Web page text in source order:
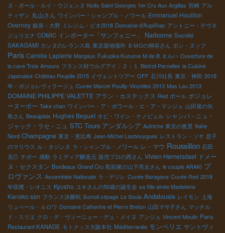
ヌ・ポール・ルイ・ウジェンヌ Nuits Saint Georges 1er Cru Aux Argillas 宮崎 アル
ティザン 丸山さん ワインバー・シャンブル・ノワール Emmanuel Houillon
Overnoy 銀座・大野 ミレジム・ビオ2018 Domaine d'Aupilhac アントニー・テヴネ
ジュリエナ COMIC インポーター「サンフォニー」 Narbonne Société
SAKAGAMI カンヌのレランス島 東京築地場外 ＢＭОの桐谷さん ポン・ヌッフ
Paris Camille Lapierre Margaux Fukuoka Kurume M de B ネルハ Ouverture de
la cave Trois Amours フランス対ウルグアイ：２：１ Bistrot Parcelles la Cuisine
Japonaise Château Poupille 2015 イヴェントツアー OFF 石川社長 東京・神田 2018
年・ボジョレヴィラージュ Cuvée Marcel Pouilly-Vinzelles 2013 Mas Lau 2013
DOMAINE PHILIPPE VALETTE アラン・カステックス Red ポール ボジョレ
ーヌーボー Take chan ワインバー・ア・ボワール・エ・ア・マンジェ 山田屋の矢
島さん Beaujplais Hughes Beguet オビ・ワイン・ケノビュル シャンパ－ニュ・
ジャック・ラセ－ニュ STC Tours アンダルシア Autriche 東京の夜景 Italie
Nord Champagne 東京・恵比寿 Jean-Michel Lasbouygues レストラン・ソヤ 息子
のマリウス ル・タジンヌ ラ・シャンブル・ノワール レ・マウ Roussillon 石田
克己 チボー 感動 ラミディア醸造元 販売プロの西さん Vivien Hemelsdael ドメー
ヌ・セクスタン Bordeaux Grand Cru 彫刻家の山下亮太さん le couple ARAKI プ
ロヴァンス Assemblée Nationale ラ・デジレ Cuvée Baragane Cuvée Red 2018
年収穫・レオニス Kyushu ユキさんの50歳の誕生会 sa fille ainée Madeleine
Kanako san フランス決勝戦 Sumoll cépage Le Soula Andalousie レイモン 上海
リュペール・ルロワ Domaine Catherine et Pierre Breton 山田マサ子さん マッチル
ド・スリエ クロ・デ・ヴィーニュー・デュ・メイヌ アンジュ Vincent Moulin Paris
Restaurant KANADE モトクッス大阪本社 Méditerranée モンペリエ サントヴィ